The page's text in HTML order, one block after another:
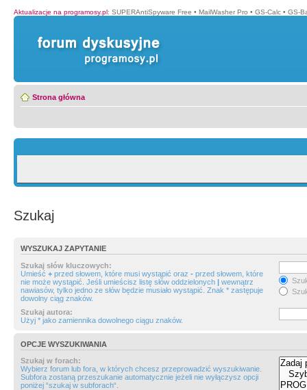
Aktualizacje na programosy.pl: SUPERAntiSpyware Free • MailWasher Pro • GS-Calc • GS-
Strona główna
Szukaj
WYSZUKAJ ZAPYTANIE
Szukaj słów kluczowych:
Umieść + przed słowem, które musi wystąpić oraz - przed słowem, które
nie może wystąpić. Jeśli umieścisz listę słów oddzielonych | wewnątrz
nawiasów, tylko jedno ze słów będzie musiało wystąpić. Znak * zastępuje
dowolny ciąg znaków.
Szukaj autora:
Użyj * jako zamiennika dowolnego ciągu znaków.
OPCJE WYSZUKIWANIA
Szukaj w forach:
Wybierz forum lub fora, w których chcesz przeprowadzić wyszukiwanie.
Subfora zostaną przeszukanie automatycznie jeżeli nie wyłączysz opcji
poniżej “szukaj w subforach“.